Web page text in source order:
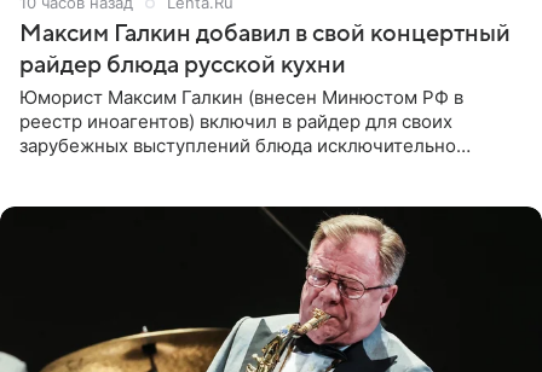
Максим Галкин добавил в свой концертный
райдер блюда русской кухни
Юморист Максим Галкин (внесен Минюстом РФ в
реестр иноагентов) включил в райдер для своих
зарубежных выступлений блюда исключительно